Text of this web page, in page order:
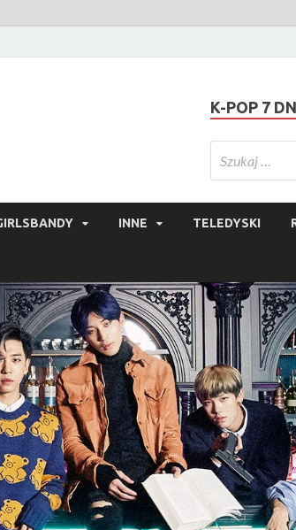
K-POP 7
INNE TELEDYSKI